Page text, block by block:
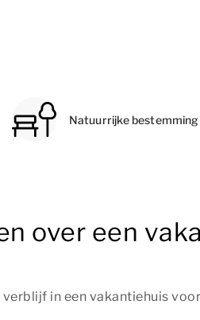
Natuurrijke bestemming
over een
in een vakantiehuis